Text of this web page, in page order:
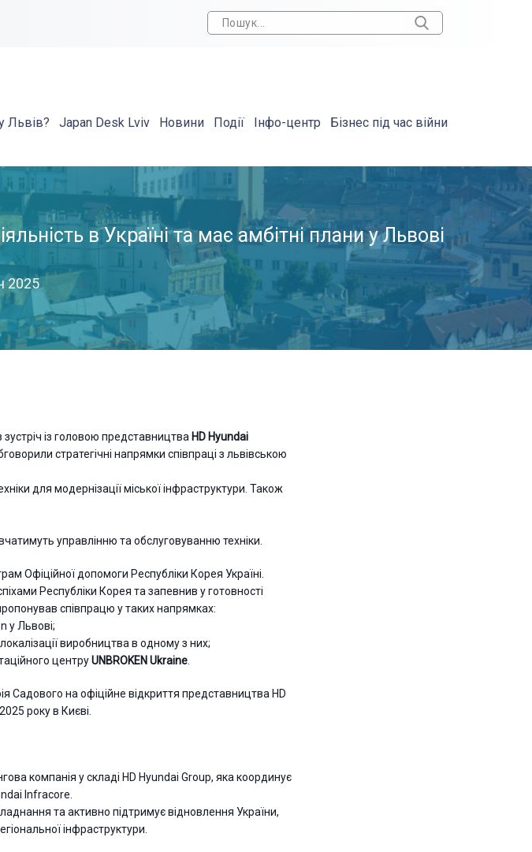
Львів? Japan Desk Lviv Новини Події Інфо-центр Бізнес під час війни
в Україні та має амбітні плани у Львові
2025
зустріч із головою представництва HD Hyundai
стратегічні напрямки співпраці з львівською
для модернізації міської інфраструктури. Також
управлінню та обслуговуванню техніки.
Офіційної допомоги Республіки Корея Україні.
Республіки Корея та запевнив у готовності
співпрацю у таких напрямках:
у Львові;
виробництва в одному з них;
центруUNBROKEN Ukraine.
Садового на офіційне відкриття представництва HD
року в Києві.
компанія у складі HD Hyundai Group, яка координує
Infracore.
та активно підтримує відновлення України,
інфраструктури.